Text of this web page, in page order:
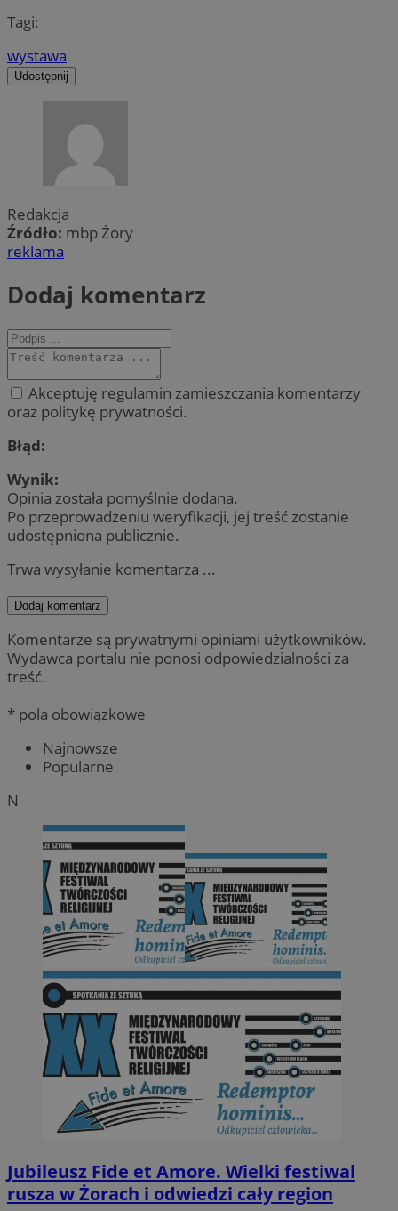
Tagi:
wystawa
Udostępnij
Redakcja
Źródło: mbp Żory
reklama
Dodaj komentarz
Akceptuję regulamin zamieszczania komentarzy
oraz politykę prywatności.
Błąd:
Wynik:
Opinia została pomyślnie dodana.
Po przeprowadzeniu weryfikacji, jej treść zostanie
udostępniona publicznie.
Trwa wysyłanie komentarza ...
Dodaj komentarz
Komentarze są prywatnymi opiniami użytkowników.
Wydawca portalu nie ponosi odpowiedzialności za
treść.
* pola obowiązkowe
Najnowsze
Popularne
N
Jubileusz Fide et Amore. Wielki festiwal
rusza w Żorach i odwiedzi cały region